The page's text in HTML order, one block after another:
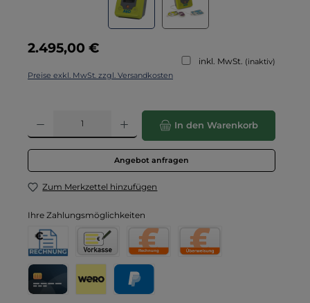
Regulärer Preis:
2.495,00 €
inkl. MwSt. (inaktiv)
Preise exkl. MwSt. zzgl. Versandkosten
Produkt Anzahl: Gib den gewünschten Wert ein oder benutze die
In den Warenkorb
Angebot anfragen
Zum Merkzettel hinzufügen
Ihre Zahlungsmöglichkeiten
Rechnung
Rechnung für Behörden
Vorkasse